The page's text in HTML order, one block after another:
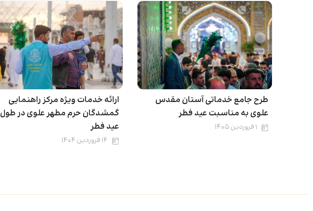
طرح جامع خدماتی آستان مقدس
علوی به مناسبت عید فطر
۱ فروردین ۱۴۰۵
ارائه خدمات ویژه مرکز راهنمایی
گمشدگان حرم مطهر علوی در طول
عید فطر
۱۴ فروردین ۱۴۰۴